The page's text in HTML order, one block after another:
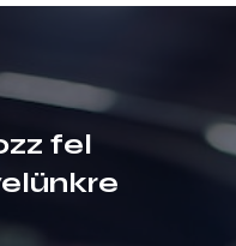
fel